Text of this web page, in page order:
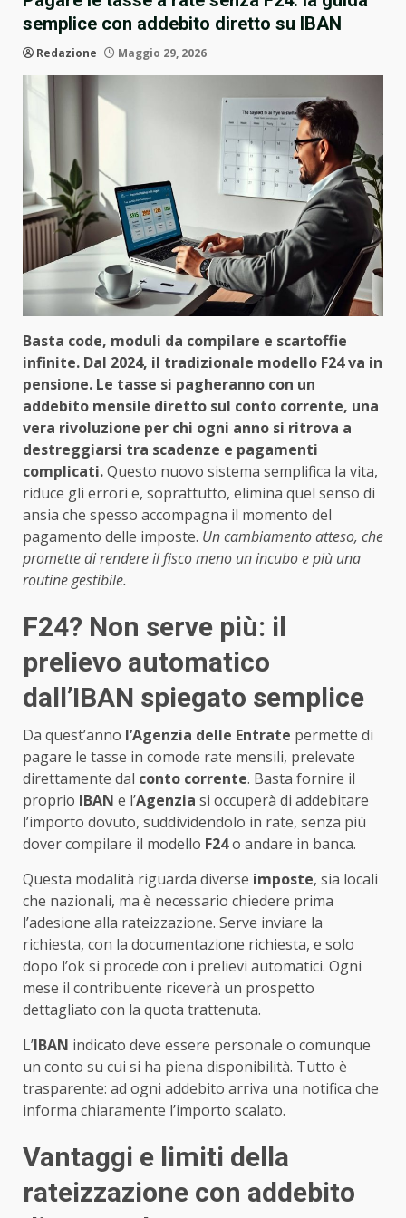
semplice con addebito diretto su IBAN
Redazione Maggio 29, 2026
Basta code, moduli da compilare e scartoffie
infinite. Dal 2024, il tradizionale modello F24 va in
pensione. Le tasse si pagheranno con un
addebito mensile diretto sul conto corrente, una
vera rivoluzione per chi ogni anno si ritrova a
destreggiarsi tra scadenze e pagamenti
complicati.Questo nuovo sistema semplifica la vita,
riduce gli errori e, soprattutto, elimina quel senso di
ansia che spesso accompagna il momento del
pagamento delle imposte. Un cambiamento atteso, che
promette di rendere il fisco meno un incubo e più una
routine gestibile.
F24? Non serve più: il
prelievo automatico
dall’IBAN spiegato semplice
Da quest’anno l’Agenzia delle Entrate permette di
pagare le tasse in comode rate mensili, prelevate
direttamente dal conto corrente. Basta fornire il
proprio IBAN e l’Agenzia si occuperà di addebitare
l’importo dovuto, suddividendolo in rate, senza più
dover compilare il modello F24o andare in banca.
Questa modalità riguarda diverse imposte, sia locali
che nazionali, ma è necessario chiedere prima
l’adesione alla rateizzazione. Serve inviare la
richiesta, con la documentazione richiesta, e solo
dopo l’ok si procede con i prelievi automatici. Ogni
mese il contribuente riceverà un prospetto
dettagliato con la quota trattenuta.
L’IBAN indicato deve essere personale o comunque
un conto su cui si ha piena disponibilità. Tutto è
trasparente: ad ogni addebito arriva una notifica che
informa chiaramente l’importo scalato.
Vantaggi e limiti della
rateizzazione con addebito